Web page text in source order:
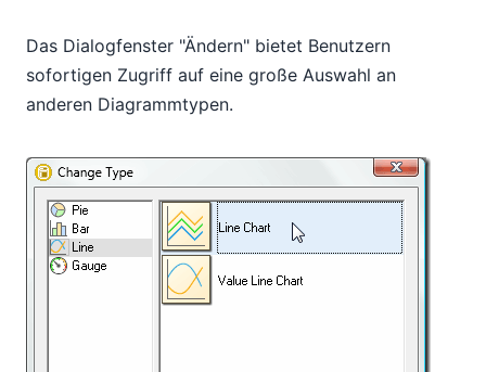
Das Dialogfenster "Ändern" bietet Benutzern
sofortigen Zugriff auf eine große Auswahl an
anderen Diagrammtypen.